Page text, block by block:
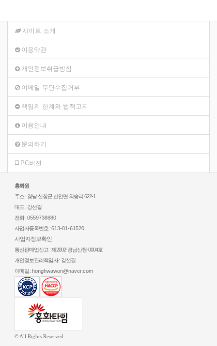
사이트 소개
이용약관
개인정보취급방침
이메일 무단수집거부
책임의 한계와 법적고지
이용안내
문의하기
PC버전
홍화원
주소 : 경남 산청군 신안면 외송리 622-1
대표 : 강선길
전화 :0559738880
사업자등록번호 :613-81-61520
사업자정보확인
통신판매업신고 : 제2002-경남산청-0004호
개인정보관리책임자 : 강선길
이메일 :honghwawon@naver.com
© All Rights Reserved.